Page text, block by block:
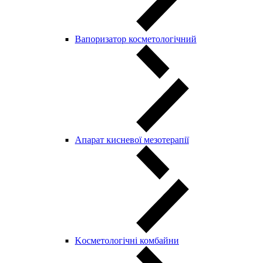
Вапоризатор косметологічний
Апарат кисневої мезотерапії
Kосметологічні комбайни